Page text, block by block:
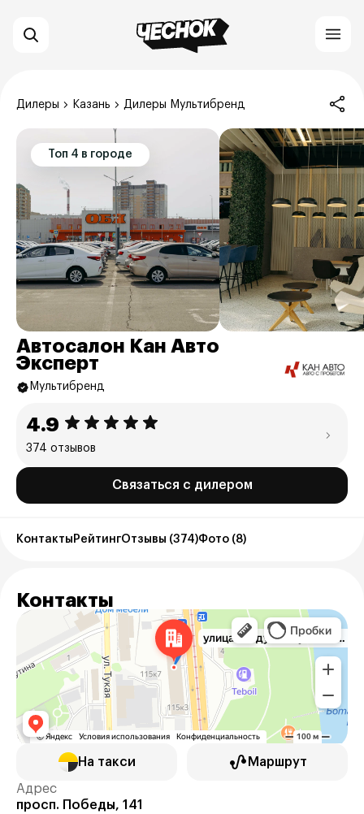
Дилеры Казань Дилеры Мультибренд
Топ 4 в городе
Автосалон Кан Авто
Эксперт
Мультибренд
4.9
374 отзывов
Связаться с дилером
Контакты РейтингОтзывы (374)Фото (8)
Контакты
На такси Маршрут
Адрес
просп. Победы, 141